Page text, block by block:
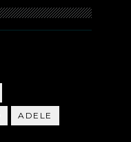
ADELE